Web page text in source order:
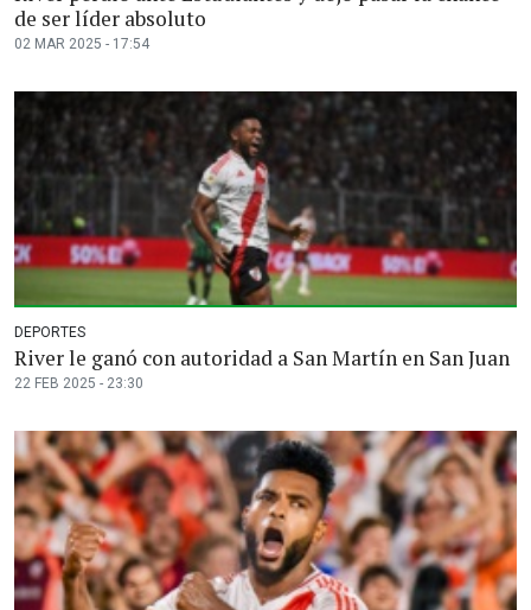
de ser líder absoluto
02 MAR 2025 - 17:54
DEPORTES
River le ganó con autoridad a San Martín en San Juan
22 FEB 2025 - 23:30